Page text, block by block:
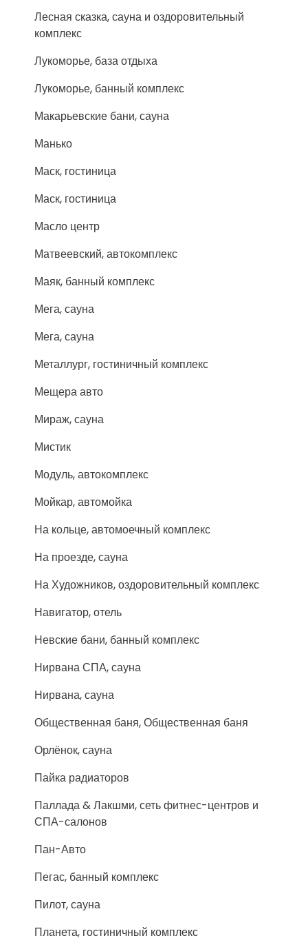
Лесная сказка, сауна и оздоровительный
комплекс
Лукоморье, база отдыха
Лукоморье, банный комплекс
Макарьевские бани, сауна
Манько
Маск, гостиница
Маск, гостиница
Масло центр
Матвеевский, автокомплекс
Маяк, банный комплекс
Мега, сауна
Мега, сауна
Металлург, гостиничный комплекс
Мещера авто
Мираж, сауна
Мистик
Модуль, автокомплекс
Мойкар, автомойка
На кольце, автомоечный комплекс
На проезде, сауна
На Художников, оздоровительный комплекс
Навигатор, отель
Невские бани, банный комплекс
Нирвана СПА, сауна
Нирвана, сауна
Общественная баня, Общественная баня
Орлёнок, сауна
Пайка радиаторов
Паллада & Лакшми, сеть фитнес-центров и
СПА-салонов
Пан-Авто
Пегас, банный комплекс
Пилот, сауна
Планета, гостиничный комплекс